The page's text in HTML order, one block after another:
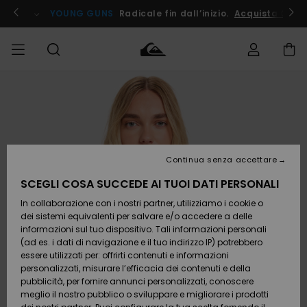
informazioni
prodotto
! YOUNG GUNS Radicale fin dall’inizio. Acquista Ora
Abbigliamento
Accessori
Calzature
e
infradito
Surf /
Acqua
Abbigliamento
Accessori
Calzature
e
infradito
Surf /
Acqua
Shop
Nuovi
Da
Scoprire
Snow
SURF
Surf Shop
Uomo
Highlights
Comunità
SNOW
Snow
Shop
Uomo
Shop
Snow
Shop
Donna
OUTLET
Outlet
Uomo
Outlet
Donna
Accedi al tuo
ordine
Spedizione
Pagamento
Buono regalo
Quiksilver
Freedom
SCEGLI COSA SUCCEDE AI TUOI DATI PERSONALI
In collaborazione con i nostri partner, utilizziamo i cookie o
dei sistemi equivalenti per salvare e/o accedere a delle
informazioni sul tuo dispositivo. Tali informazioni personali
(ad es. i dati di navigazione e il tuo indirizzo IP) potrebbero
essere utilizzati per: offrirti contenuti e informazioni
personalizzati, misurare l’efficacia dei contenuti e della
pubblicità, per fornire annunci personalizzati, conoscere
meglio il nostro pubblico o sviluppare e migliorare i prodotti
Continua senza accettare